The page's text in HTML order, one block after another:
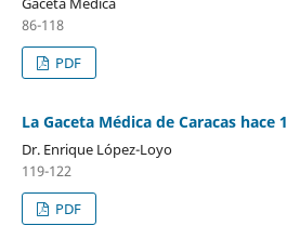
86-118
PDF
La Gaceta Médica de Caracas hace
Dr. Enrique López-Loyo
119-122
PDF